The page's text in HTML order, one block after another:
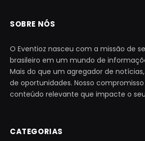
SOBRE NÓS
O Eventioz nasceu com a missão de
brasileiro em um mundo de
Mais do que um agregador de
de oportunidades. Nosso
conteúdo relevante que impacte o
CATEGORIAS